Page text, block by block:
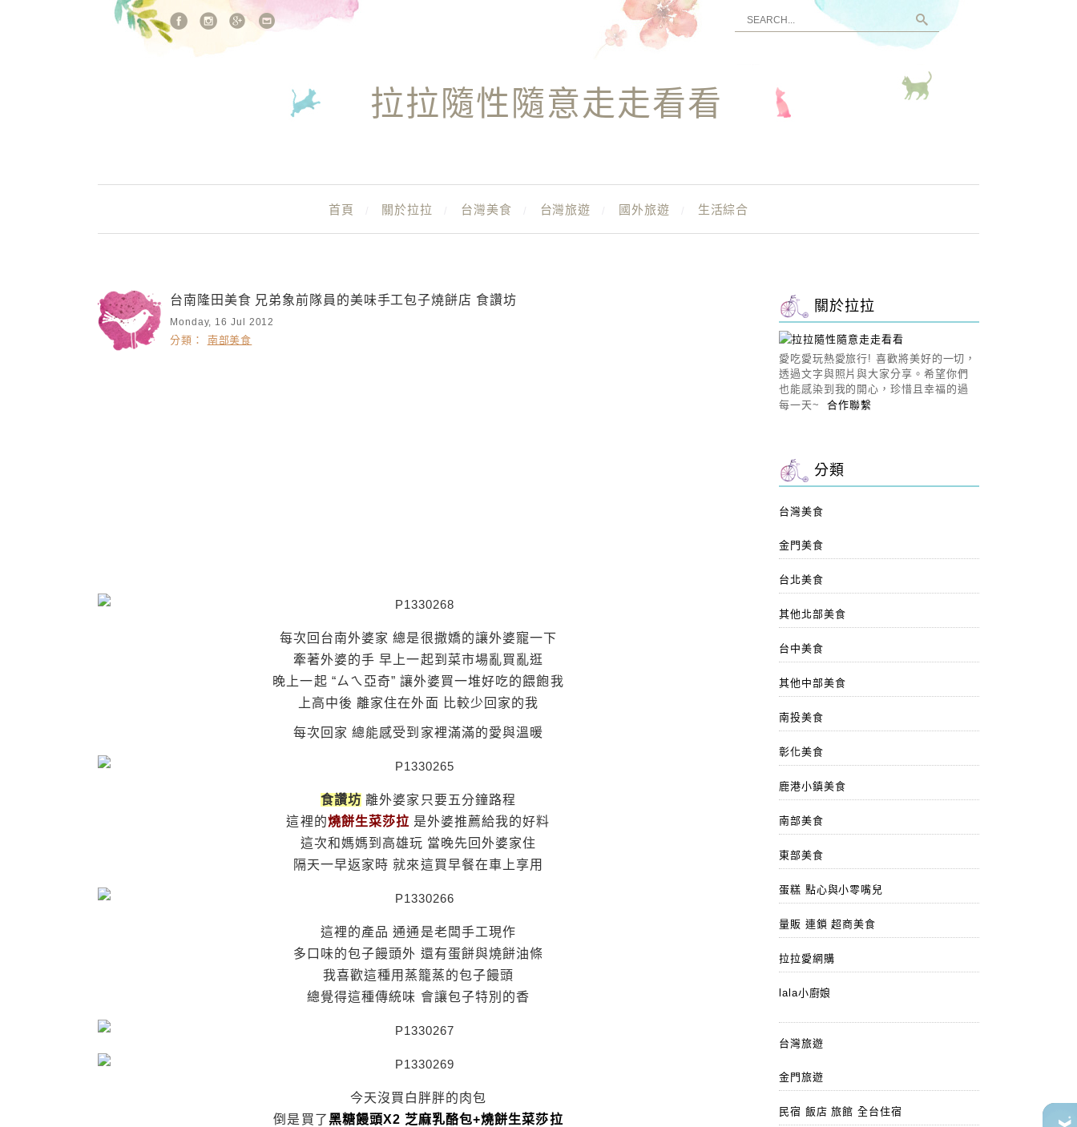
站內搜尋
拉拉隨性隨意走走看看
首頁 關於拉拉 台灣美食 台灣旅遊 國外旅遊 生活綜合
台南隆田美食 兄弟象前隊員的美味手工包子燒餅店 食讚坊
Monday, 16 Jul 2012
分類： 南部美食
每次回台南外婆家 總是很撒嬌的讓外婆寵一下
牽著外婆的手 早上一起到菜市場亂買亂逛
晚上一起 “ㄙㄟ亞奇” 讓外婆買一堆好吃的餵飽我
上高中後 離家住在外面 比較少回家的我
每次回家 總能感受到家裡滿滿的愛與溫暖
食讚坊 離外婆家只要五分鐘路程
這裡的燒餅生菜莎拉 是外婆推薦給我的好料
這次和媽媽到高雄玩 當晚先回外婆家住
隔天一早返家時 就來這買早餐在車上享用
這裡的產品 通通是老闆手工現作
多口味的包子饅頭外 還有蛋餅與燒餅油條
我喜歡這種用蒸籠蒸的包子饅頭
總覺得這種傳統味 會讓包子特別的香
今天沒買白胖胖的肉包
倒是買了黑糖饅頭X2 芝麻乳酪包+燒餅生菜莎拉
關於拉拉
愛吃愛玩熱愛旅行! 喜歡將美好的一切，
透過文字與照片與大家分享。希望你們
也能感染到我的開心，珍惜且幸福的過
每一天~合作聯繫
分類
台灣美食
金門美食
台北美食
其他北部美食
台中美食
其他中部美食
南投美食
彰化美食
鹿港小鎮美食
南部美食
東部美食
蛋糕 點心與小零嘴兒
量販 連鎖 超商美食
拉拉愛網購
lala小廚娘
台灣旅遊
金門旅遊
民宿 飯店 旅館 全台住宿